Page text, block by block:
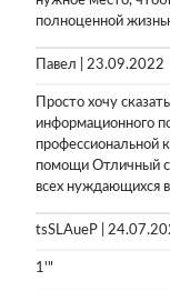
полноценной
Павел | 23.09.2022
Просто хочу
информационного
профессиональной
помощи Отличный
всех нуждающихся
tsSLAueP |
1'"